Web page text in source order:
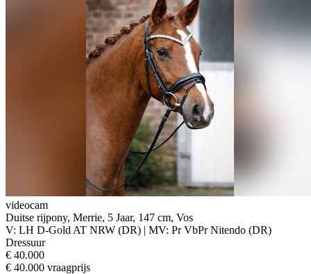
videocam
Duitse rijpony, Merrie, 5 Jaar, 147 cm, Vos
V: LH D-Gold AT NRW (DR) | MV: Pr VbPr Nitendo (DR)
Dressuur
€ 40.000
€ 40.000 vraagprijs